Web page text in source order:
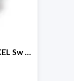
Zegarek Kronaby KR SEKEL Sw super cenie